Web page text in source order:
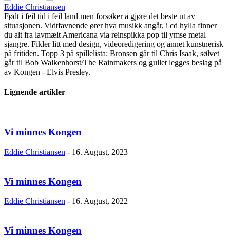
Eddie Christiansen
Født i feil tid i feil land men forsøker å gjøre det beste ut av
situasjonen. Vidtfavnende ører hva musikk angår, i cd hylla finner
du alt fra lavmælt Americana via reinspikka pop til ymse metal
sjangre. Fikler litt med design, videoredigering og annet kunstnerisk
på fritiden. Topp 3 på spillelista: Bronsen går til Chris Isaak, sølvet
går til Bob Walkenhorst/The Rainmakers og gullet legges beslag på
av Kongen - Elvis Presley.
Lignende artikler
Vi minnes Kongen
Eddie Christiansen - 16. August, 2023
Vi minnes Kongen
Eddie Christiansen - 16. August, 2022
Vi minnes Kongen